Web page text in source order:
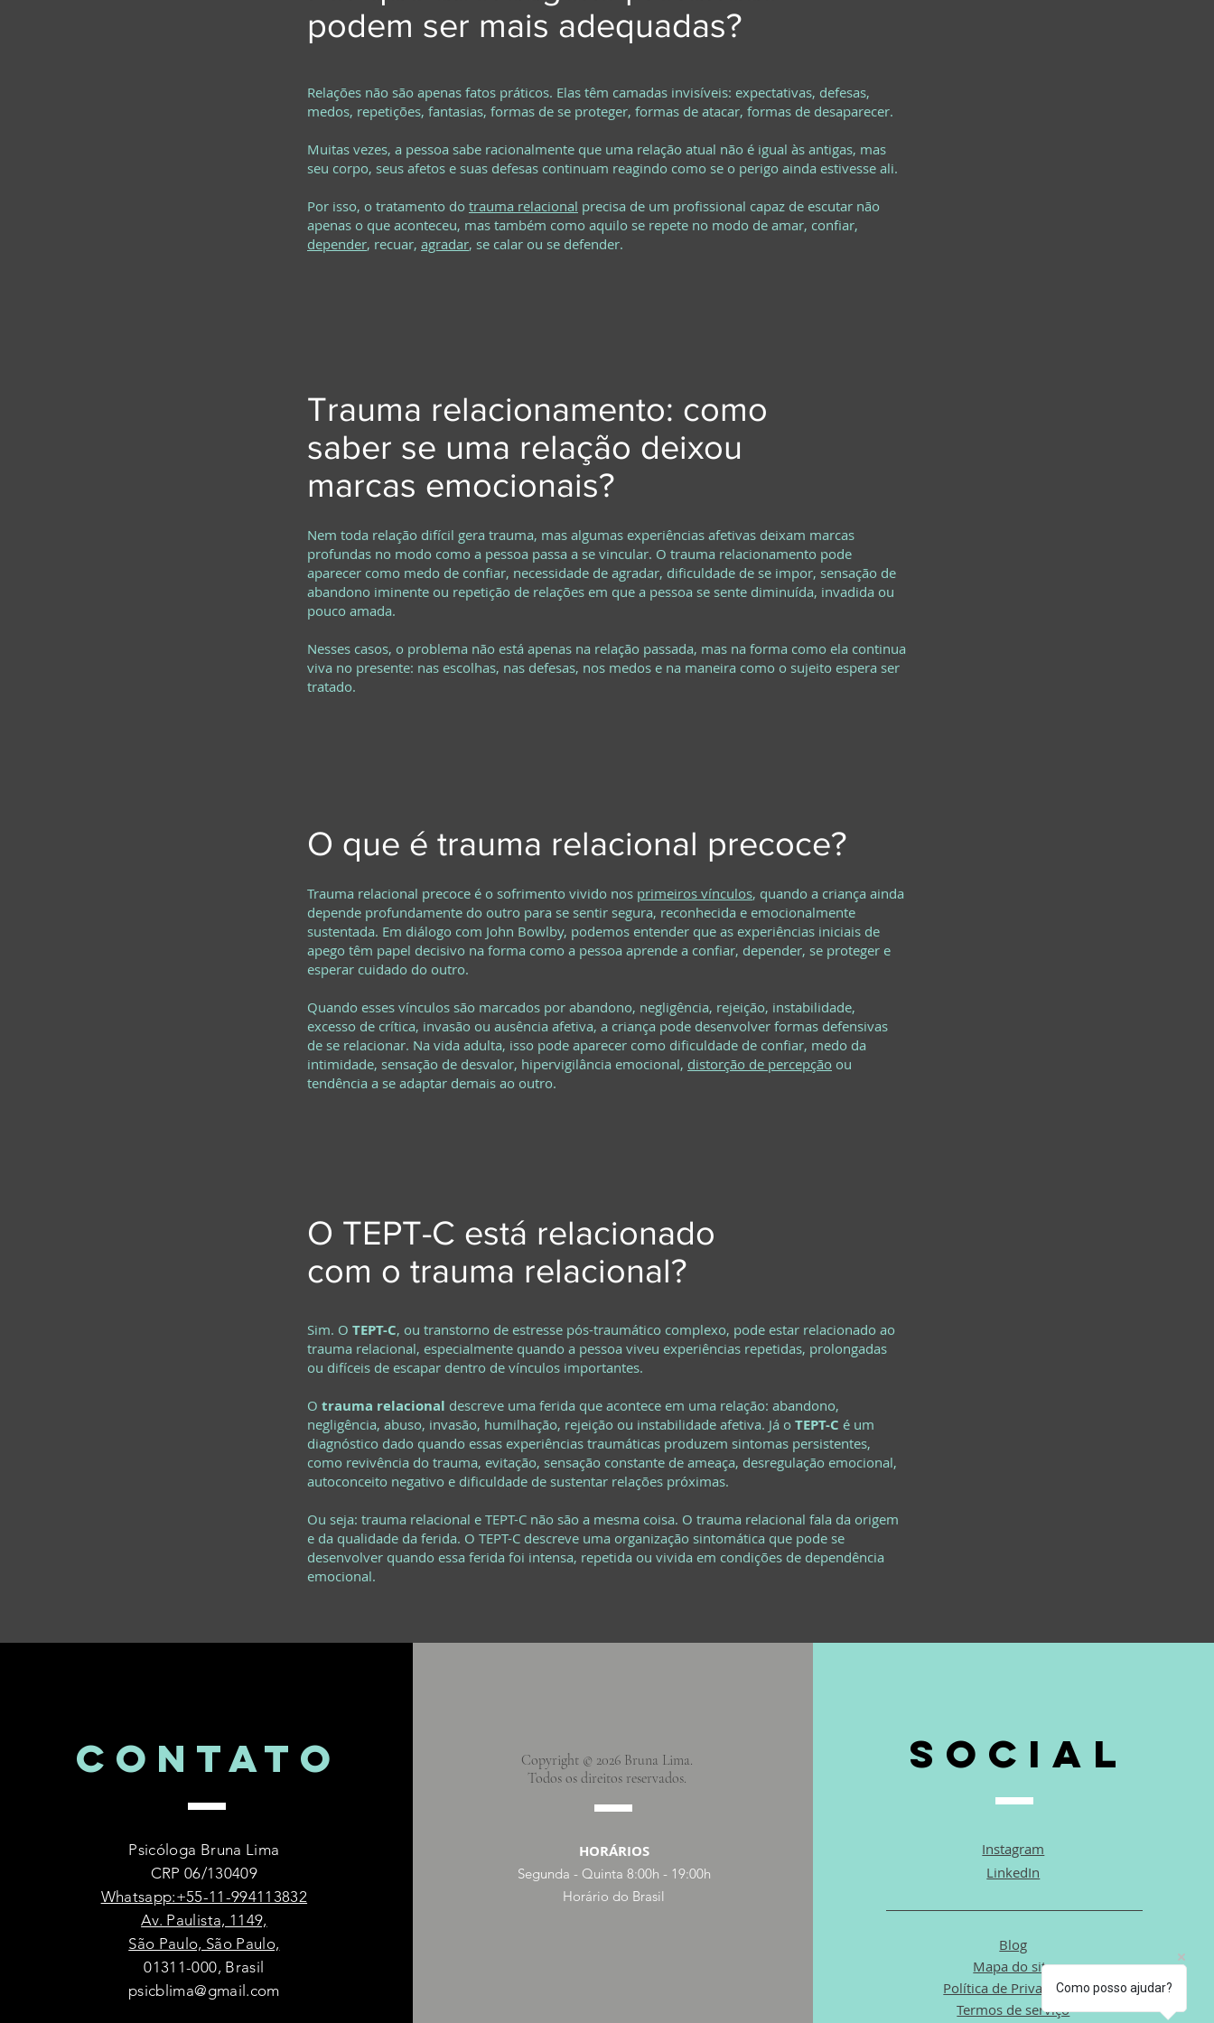
podem ser mais adequadas?
Relações não são apenas fatos práticos. Elas têm camadas invisíveis: expectativas, defesas,
medos, repetições, fantasias, formas de se proteger, formas de atacar, formas de desaparecer.
Muitas vezes, a pessoa sabe racionalmente que uma relação atual não é igual às antigas, mas
seu corpo, seus afetos e suas defesas continuam reagindo como se o perigo ainda estivesse ali.
Por isso, o tratamento do trauma relacional precisa de um profissional capaz de escutar não
apenas o que aconteceu, mas também como aquilo se repete no modo de amar, confiar,
depender, recuar, agradar, se calar ou se defender.
Trauma relacionamento: como
saber se uma relação deixou
marcas emocionais?
Nem toda relação difícil gera trauma, mas algumas experiências afetivas deixam marcas
profundas no modo como a pessoa passa a se vincular. O trauma relacionamento pode
aparecer como medo de confiar, necessidade de agradar, dificuldade de se impor, sensação de
abandono iminente ou repetição de relações em que a pessoa se sente diminuída, invadida ou
pouco amada.
Nesses casos, o problema não está apenas na relação passada, mas na forma como ela continua
viva no presente: nas escolhas, nas defesas, nos medos e na maneira como o sujeito espera ser
tratado.
O que é trauma relacional precoce?
Trauma relacional precoce é o sofrimento vivido nos primeiros vínculos, quando a criança ainda
depende profundamente do outro para se sentir segura, reconhecida e emocionalmente
sustentada. Em diálogo com John Bowlby, podemos entender que as experiências iniciais de
apego têm papel decisivo na forma como a pessoa aprende a confiar, depender, se proteger e
esperar cuidado do outro.
Quando esses vínculos são marcados por abandono, negligência, rejeição, instabilidade,
excesso de crítica, invasão ou ausência afetiva, a criança pode desenvolver formas defensivas
de se relacionar. Na vida adulta, isso pode aparecer como dificuldade de confiar, medo da
intimidade, sensação de desvalor, hipervigilância emocional, distorção de percepção ou
tendência a se adaptar demais ao outro.
O TEPT-C está relacionado
com o trauma relacional?
Sim. O TEPT-C, ou transtorno de estresse pós-traumático complexo, pode estar relacionado ao
trauma relacional, especialmente quando a pessoa viveu experiências repetidas, prolongadas
ou difíceis de escapar dentro de vínculos importantes.
O trauma relacional descreve uma ferida que acontece em uma relação: abandono,
negligência, abuso, invasão, humilhação, rejeição ou instabilidade afetiva. Já o TEPT-C é um
diagnóstico dado quando essas experiências traumáticas produzem sintomas persistentes,
como revivência do trauma, evitação, sensação constante de ameaça, desregulação emocional,
autoconceito negativo e dificuldade de sustentar relações próximas.
Ou seja: trauma relacional e TEPT-C não são a mesma coisa. O trauma relacional fala da origem
e da qualidade da ferida. O TEPT-C descreve uma organização sintomática que pode se
desenvolver quando essa ferida foi intensa, repetida ou vivida em condições de dependência
emocional.
CONTATo
Psicóloga Bruna Lima
CRP 06/130409
Whatsapp:+55-11-994113832
Av. Paulista, 1149,
São Paulo, São Paulo,
01311-000, Brasil
psicblima@gmail.com
HORÁRIOS
Segunda - Quinta 8:00h - 19:00h
Horário do Brasil
Social
Instagram
LinkedIn
Blog
Mapa do site
Política de Privacidade
Termos de serviço
Copyright © 2026 Bruna Lima.
Todos os direitos reservados.
Como posso ajudar?